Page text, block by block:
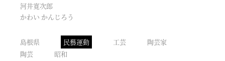
河井寛次郎
かわい かんじろう
島根県 民藝運動 工芸
陶芸家
陶芸
昭和